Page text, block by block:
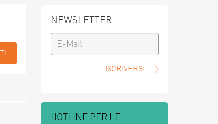
NEWSLETTER
ISCRIVERSI
HOTLINE PER LE